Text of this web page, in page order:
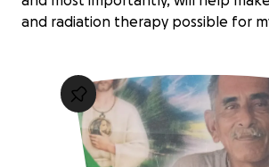
and radiation therapy possible for